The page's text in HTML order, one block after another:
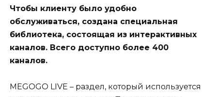
Чтобы клиенту было удобно
обслуживаться, создана специальная
библиотека, состоящая из интерактивных
каналов. Всего доступно более 400
каналов.
MEGOGO LIVE – раздел, который используется